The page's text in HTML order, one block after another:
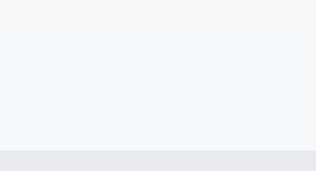
из-за чего семье